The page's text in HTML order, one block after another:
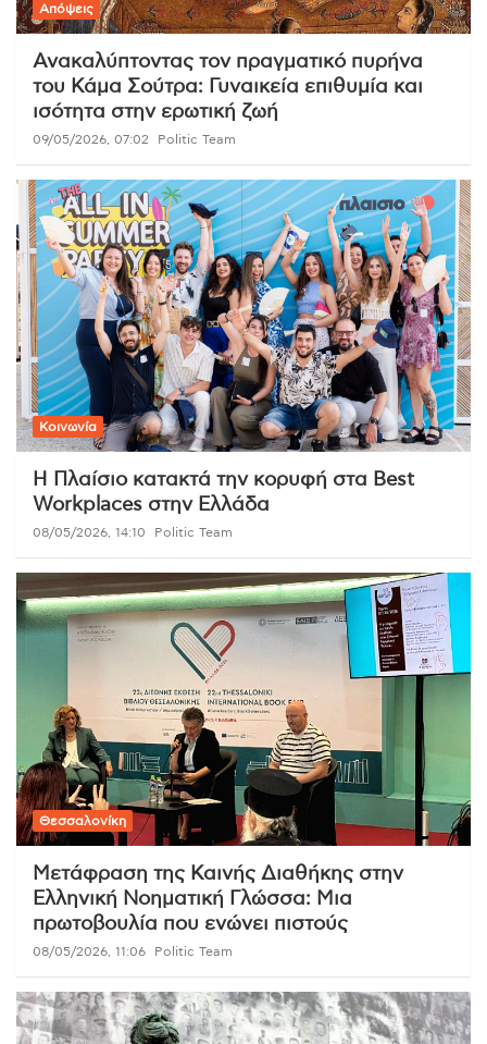
Απόψεις
Ανακαλύπτοντας τον πραγματικό πυρήνα
του Κάμα Σούτρα: Γυναικεία επιθυμία και
ισότητα στην ερωτική ζωή
09/05/2026, 07:02 Politic Team
Κοινωνία
Η Πλαίσιο κατακτά την κορυφή στα Best
Workplaces στην Ελλάδα
08/05/2026, 14:10 Politic Team
Θεσσαλονίκη
Μετάφραση της Καινής Διαθήκης στην
Ελληνική Νοηματική Γλώσσα: Μια
πρωτοβουλία που ενώνει πιστούς
08/05/2026, 11:06 Politic Team